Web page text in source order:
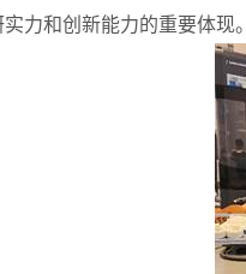
力和创新能力的重要体现。